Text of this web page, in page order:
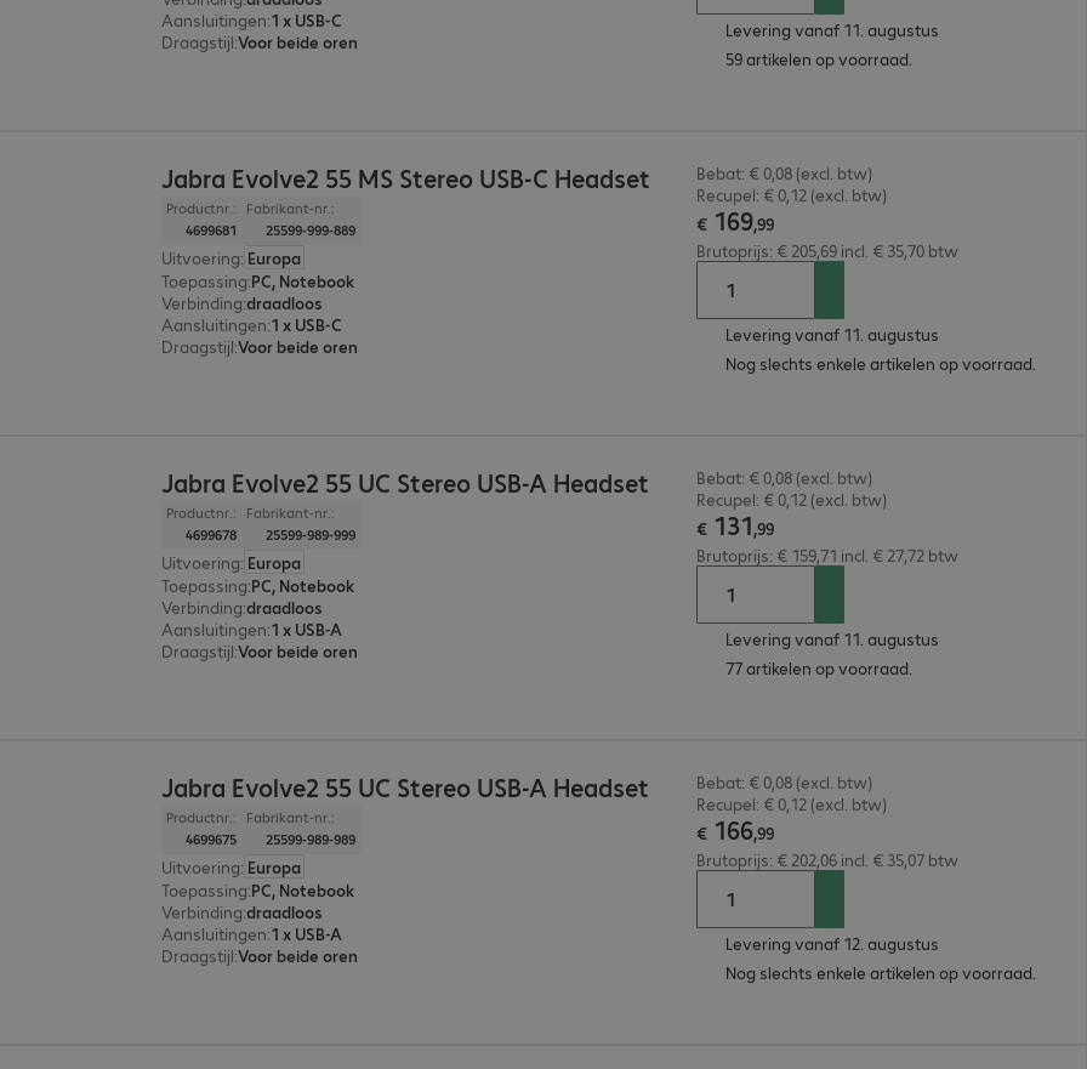
Aansluitingen:1 x USB-C
Draagstijl:Voor beide oren
Levering vanaf 11. augustus
59 artikelen op voorraad.
Jabra Evolve2 55 MS Stereo USB-C Headset
Productnr.:
4699681
Fabrikant-nr.:
25599-999-889
Uitvoering: Europa
Toepassing:PC, Notebook
Verbinding:draadloos
Aansluitingen:1 x USB-C
Draagstijl:Voor beide oren
Bebat: € 0,08 (excl. btw)
Recupel: € 0,12 (excl. btw)
€ 169,99
Brutoprijs: € 205,69 incl. € 35,70 btw
Levering vanaf 11. augustus
Nog slechts enkele artikelen op voorraad.
Jabra Evolve2 55 UC Stereo USB-A Headset
Productnr.:
4699678
Fabrikant-nr.:
25599-989-999
Uitvoering: Europa
Toepassing:PC, Notebook
Verbinding:draadloos
Aansluitingen:1 x USB-A
Draagstijl:Voor beide oren
Bebat: € 0,08 (excl. btw)
Recupel: € 0,12 (excl. btw)
€ 131,99
Brutoprijs: € 159,71 incl. € 27,72 btw
Levering vanaf 11. augustus
77 artikelen op voorraad.
Jabra Evolve2 55 UC Stereo USB-A Headset
Productnr.:
4699675
Fabrikant-nr.:
25599-989-989
Uitvoering: Europa
Toepassing:PC, Notebook
Verbinding:draadloos
Aansluitingen:1 x USB-A
Draagstijl:Voor beide oren
Bebat: € 0,08 (excl. btw)
Recupel: € 0,12 (excl. btw)
€ 166,99
Brutoprijs: € 202,06 incl. € 35,07 btw
Levering vanaf 12. augustus
Nog slechts enkele artikelen op voorraad.